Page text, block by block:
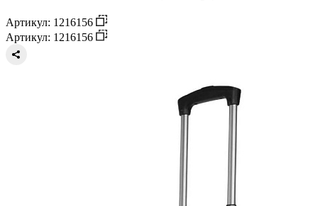
Артикул: 1216156
Артикул: 1216156